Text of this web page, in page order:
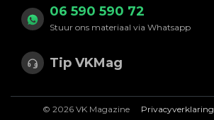
06 590 590 72
Stuur ons materiaal via Whatsapp
Tip VKMag
© 2026 VK Magazine Privacyverklaring